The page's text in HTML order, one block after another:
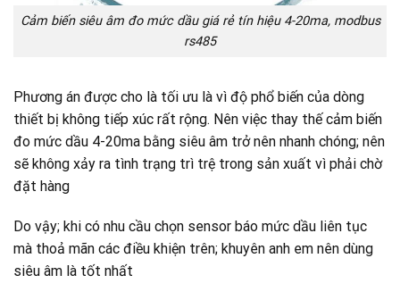
Cảm biến siêu âm đo mức dầu giá rẻ tín hiệu 4-20ma, modbus
rs485
Phương án được cho là tối ưu là vì độ phổ biến của dòng
thiết bị không tiếp xúc rất rộng. Nên việc thay thế cảm biến
đo mức dầu 4-20ma bằng siêu âm trở nên nhanh chóng; nên
sẽ không xảy ra tình trạng trì trệ trong sản xuất vì phải chờ
đặt hàng
Do vậy; khi có nhu cầu chọn sensor báo mức dầu liên tục
mà thoả mãn các điều khiện trên; khuyên anh em nên dùng
siêu âm là tốt nhất